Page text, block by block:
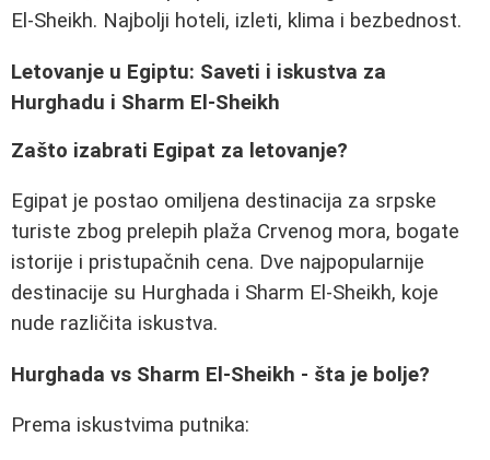
El-Sheikh. Najbolji hoteli, izleti, klima i bezbednost.
Letovanje u Egiptu: Saveti i iskustva za
Hurghadu i Sharm El-Sheikh
Zašto izabrati Egipat za letovanje?
Egipat je postao omiljena destinacija za srpske
turiste zbog prelepih plaža Crvenog mora, bogate
istorije i pristupačnih cena. Dve najpopularnije
destinacije su Hurghada i Sharm El-Sheikh, koje
nude različita iskustva.
Hurghada vs Sharm El-Sheikh - šta je bolje?
Prema iskustvima putnika: